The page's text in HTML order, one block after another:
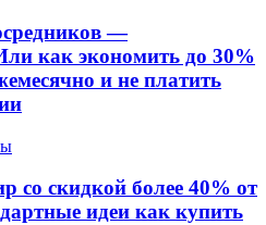
—
как экономить до 30%
и не платить
со скидкой более 40% от
идеи как купить